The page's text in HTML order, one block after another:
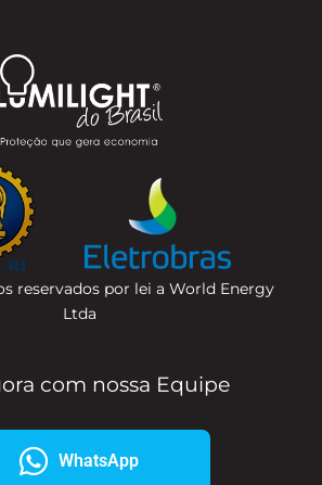
reservados por lei a World Energy
Ltda
com nossa Equipe
WhatsApp